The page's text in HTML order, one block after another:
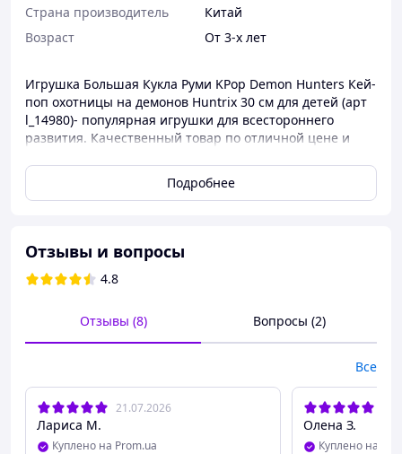
Страна производитель
Китай
Возраст
От 3-х лет
Игрушка Большая Кукла Руми KPop Demon Hunters Кей-
поп охотницы на демонов Huntrix 30 см для детей (арт
l_14980)- популярная игрушки для всестороннего
развития. Качественный товар по отличной цене и
Подробнее
Отзывы и вопросы
4.8
Отзывы (8) Вопросы (2)
Все
21.07.2026
Лариса М.
Куплено на Prom.ua
Олена З.
Куплено на